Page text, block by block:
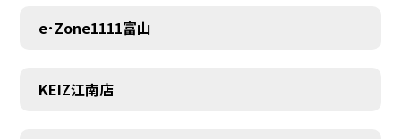
e･Zone1111富山
KEIZ江南店